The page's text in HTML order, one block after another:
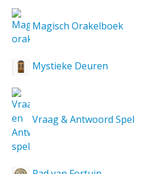
Magisch Orakelboek
Mystieke Deuren
Vraag & Antwoord Spel